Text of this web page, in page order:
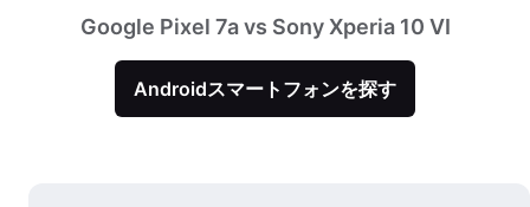
Google Pixel 7a vs Sony Xperia 10 VI
Androidスマートフォンを探す